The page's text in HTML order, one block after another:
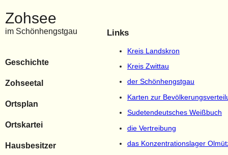
Links
Kreis Landskron
Kreis Zwittau
der Schönhengstgau
Karten zur
Sudetendeutsches Weißbuch
die Vertreibung
das Konzentrationslager
Zohsee
im Schönhengstgau
Geschichte
Zohseetal
Ortsplan
Ortskartei
Hausbesitzer